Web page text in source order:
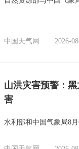
中国天气网 2026-
山洪灾害预警：
害
水利部和中国气象局8